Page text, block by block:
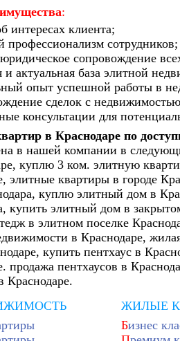
:
интересах клиента;
профессионализм сотрудников;
сопровождение
и актуальная база элитной
опыт успешной работы в
сделок с
консультации для
в Краснодаре по
в нашей компании в
куплю 3 ком. элитную
элитные квартиры в городе
куплю элитный дом в
купить элитный дом в
в элитном поселке
в Краснодаре,
купить пентхаус в
продажа пентхаусов в
Краснодаре.
ЖИЛЫЕ
Бизнес